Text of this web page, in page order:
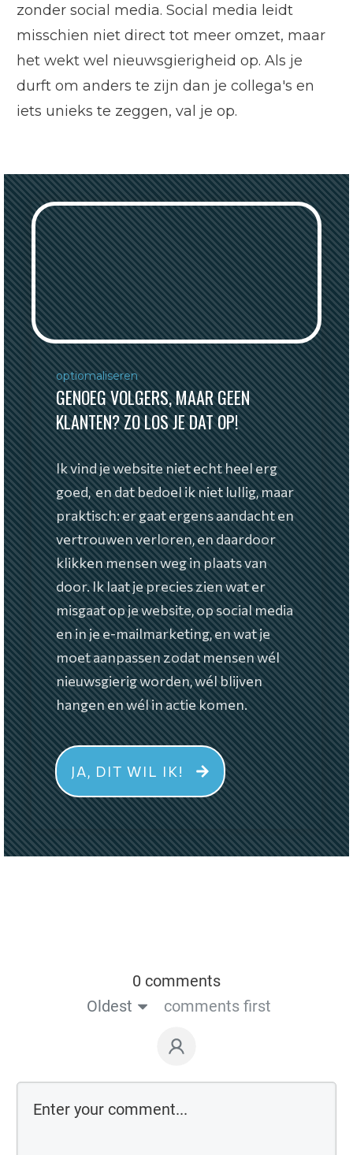
zonder social media. Social media leidt
misschien niet direct tot meer omzet, maar
het wekt wel nieuwsgierigheid op. Als je
durft om anders te zijn dan je collega's en
iets unieks te zeggen, val je op.
optiomaliseren
GENOEG VOLGERS, MAAR GEEN
KLANTEN? ZO LOS JE DAT OP!
Ik vind je website niet echt heel erg
goed, en dat bedoel ik niet lullig, maar
praktisch: er gaat ergens aandacht en
vertrouwen verloren, en daardoor
klikken mensen weg in plaats van
door. Ik laat je precies zien wat er
misgaat op je website, op social media
en in je e-mailmarketing, en wat je
moet aanpassen zodat mensen wél
nieuwsgierig worden, wél blijven
hangen en wél in actie komen.
JA, DIT WIL IK!
0 comments
Oldest
comments first